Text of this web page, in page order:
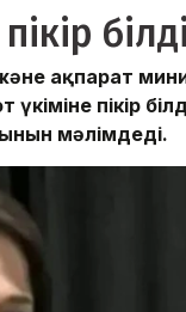
ақпарат
пікір
мәлімдеді.